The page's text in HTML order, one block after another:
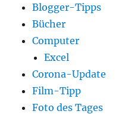
Blogger-Tipps
Bücher
Computer
Excel
Corona-Update
Film-Tipp
Foto des Tages